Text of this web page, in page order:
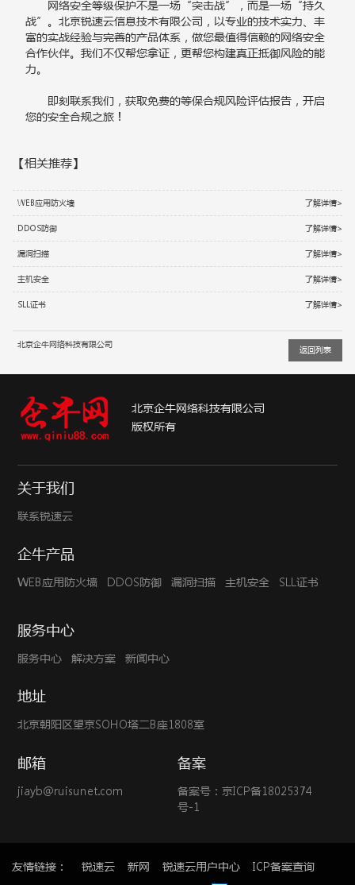
网络安全等级保护不是一场“突击战”，而是一场“持久
战”。北京锐速云信息技术有限公司，以专业的技术实力、丰
富的实战经验与完善的产品体系，做您最值得信赖的网络安全
合作伙伴。我们不仅帮您拿证，更帮您构建真正抵御风险的能
力。
即刻联系我们，获取免费的等保合规风险评估报告，开启
您的安全合规之旅！
【相关推荐】
WEB应用防火墙 了解详情>
DDOS防御 了解详情>
漏洞扫描 了解详情>
主机安全 了解详情>
SLL证书 了解详情>
北京企牛网络科技有限公司
返回列表
北京企牛网络科技有限公司
版权所有
关于我们
联系锐速云
企牛产品
WEB应用防火墙 DDOS防御 漏洞扫描 主机安全 SLL证书
服务中心
服务中心 解决方案 新闻中心
地址
北京朝阳区望京SOHO塔二B座1808室
邮箱
jiayb@ruisunet.com
备案
备案号： 京ICP备18025374
号-1
友情链接： 锐速云 新网 锐速云用户中心
ICP备案查询